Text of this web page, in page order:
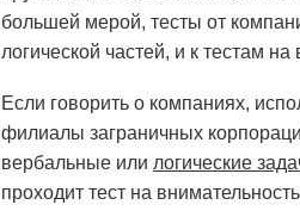
большей мерой, тесты от
логической частей, и к тестам
Если говорить о компаниях,
филиалы заграничных
вербальные или логические
проходит тест на